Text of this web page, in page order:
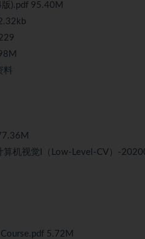
).pdf 95.40M
料
算机视觉I（Low-Level-CV）-
5.72M